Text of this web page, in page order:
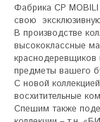
Фабрика CP
свою
В производстве
высококлассные
краснодеревщиков
предметы вашего
С новой
восхитительные
Спешим также